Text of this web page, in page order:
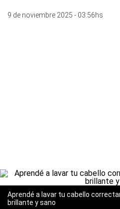
9 de noviembre 2025 - 03:56hs
Aprendé a lavar tu cabello
brillante y sano